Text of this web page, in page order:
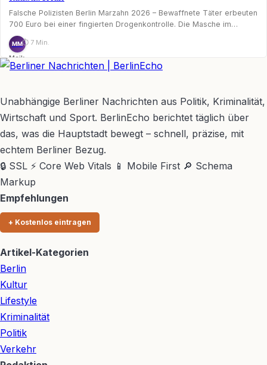
Falsche Polizisten Berlin Marzahn 2026 – Bewaffnete Täter erbeuten
700 Euro bei einer fingierten Drogenkontrolle. Die Masche im…
MM
Maik
Möhring
⏱ 7 Min.
Unabhängige Berliner Nachrichten aus Politik, Kriminalität,
Wirtschaft und Sport. BerlinEcho berichtet täglich über
das, was die Hauptstadt bewegt – schnell, präzise, mit
echtem Berliner Bezug.
🔒 SSL ⚡ Core Web Vitals 📱 Mobile First 🔎 Schema
Markup
Empfehlungen
+ Kostenlos eintragen
Artikel-Kategorien
Berlin
Kultur
Lifestyle
Kriminalität
Politik
Verkehr